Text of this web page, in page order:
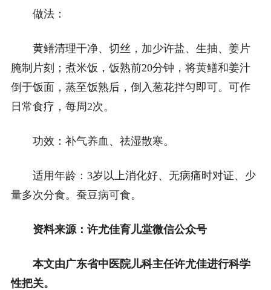
做法：
黄鳝清理干净、切丝，加少许盐、生抽、姜片
腌制片刻；煮米饭，饭熟前20分钟，将黄鳝和姜汁
倒于饭面，蒸至饭熟后，倒入葱花拌匀即可。可作
日常食疗，每周2次。
功效：补气养血、祛湿散寒。
适用年龄：3岁以上消化好、无病痛时对证、少
量多次分食。蚕豆病可食。
资料来源：许尤佳育儿堂微信公众号
本文由广东省中医院儿科主任许尤佳进行科学
性把关。